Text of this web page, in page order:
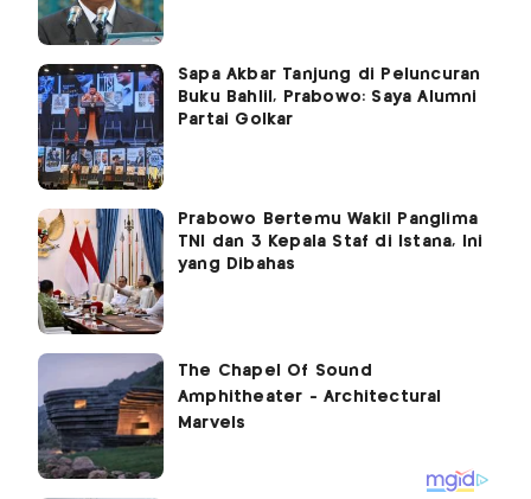
Sapa Akbar Tanjung di Peluncuran
Buku Bahlil, Prabowo: Saya Alumni
Partai Golkar
Prabowo Bertemu Wakil Panglima
TNI dan 3 Kepala Staf di Istana, Ini
yang Dibahas